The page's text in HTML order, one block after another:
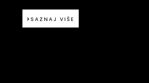
SAZNAJ VIŠE